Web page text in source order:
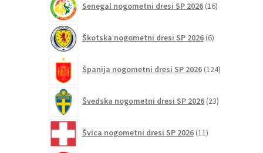
Senegal nogometni dresi SP 2026 16izdelkov
Škotska nogometni dresi SP 2026 6izdelkov
Španija nogometni dresi SP 2026 124izdelkov
Švedska nogometni dresi SP 2026 23izdelkov
Švica nogometni dresi SP 2026 11izdelkov